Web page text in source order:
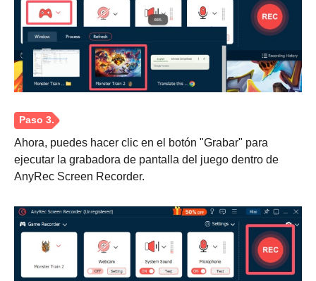
Paso 1.
Ahora, puedes hacer clic en el botón "Grabar" para
ejecutar la grabadora de pantalla del juego dentro de
AnyRec Screen Recorder.